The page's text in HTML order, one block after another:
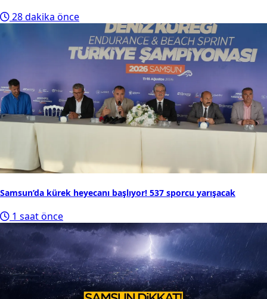
28 dakika önce
Samsun’da kürek heyecanı başlıyor! 537 sporcu yarışacak
1 saat önce